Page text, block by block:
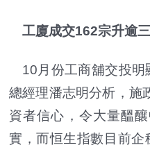
工廈成交162宗升逾
10月份工商舖交投
總經理潘志明分析，施
資者信心，令大量醞
實，而恒生指數目前